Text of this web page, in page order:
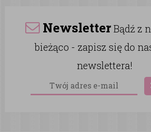
NewsletterBądź z
bieżąco - zapisz się do
newslettera!